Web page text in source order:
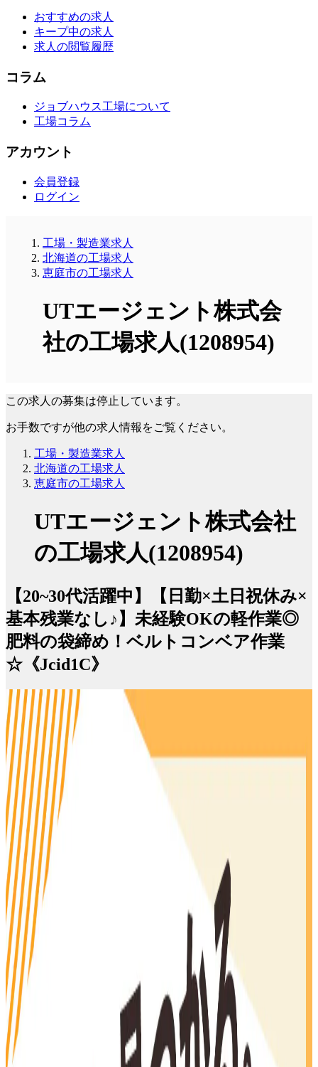
おすすめの求人
キープ中の求人
求人の閲覧履歴
コラム
ジョブハウス工場について
工場コラム
アカウント
会員登録
ログイン
工場・製造業求人
北海道の工場求人
恵庭市の工場求人
UTエージェント株式会
社の工場求人(1208954)
この求人の募集は停止しています。
お手数ですが他の求人情報をご覧ください。
工場・製造業求人
北海道の工場求人
恵庭市の工場求人
UTエージェント株式会社
の工場求人(1208954)
【20~30代活躍中】【日勤×土日祝休み×
基本残業なし♪】未経験OKの軽作業◎
肥料の袋締め！ベルトコンベア作業
☆《Jcid1C》